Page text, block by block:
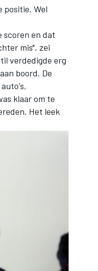
positie. Wel
scoren en dat
mis", zei
verdedigde erg
boord. De
klaar om te
Het leek